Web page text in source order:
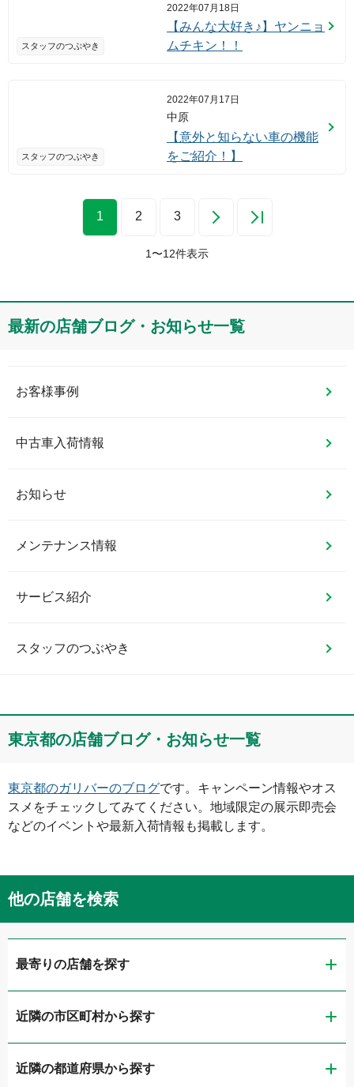
スタッフのつぶやき
2022年07月18日
【みんな大好き♪】ヤンニョ
ムチキン！！
スタッフのつぶやき
2022年07月17日
中原
【意外と知らない車の機能
をご紹介！】
1 2 3
1 〜12件表示
最新の店舗ブログ・お知らせ一覧
お客様事例
中古車入荷情報
お知らせ
メンテナンス情報
サービス紹介
スタッフのつぶやき
東京都の店舗ブログ・お知らせ一覧
東京都のガリバーのブログです。キャンペーン情報やオス
スメをチェックしてみてください。地域限定の展示即売会
などのイベントや最新入荷情報も掲載します。
他の店舗を検索
最寄りの店舗を探す
ガリバー扇橋店
LIBERALA リベラーラお台場
近隣の市区町村から探す
江東区
近隣の都道府県から探す